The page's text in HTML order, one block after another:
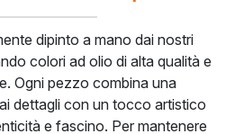
dipinto a mano dai nostri
colori ad olio di alta qualità e
Ogni pezzo combina una
dettagli con un tocco artistico
e fascino. Per mantenere